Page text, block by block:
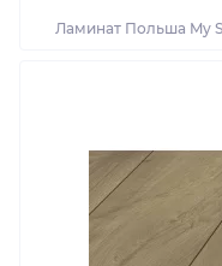
Ламинат Польша My